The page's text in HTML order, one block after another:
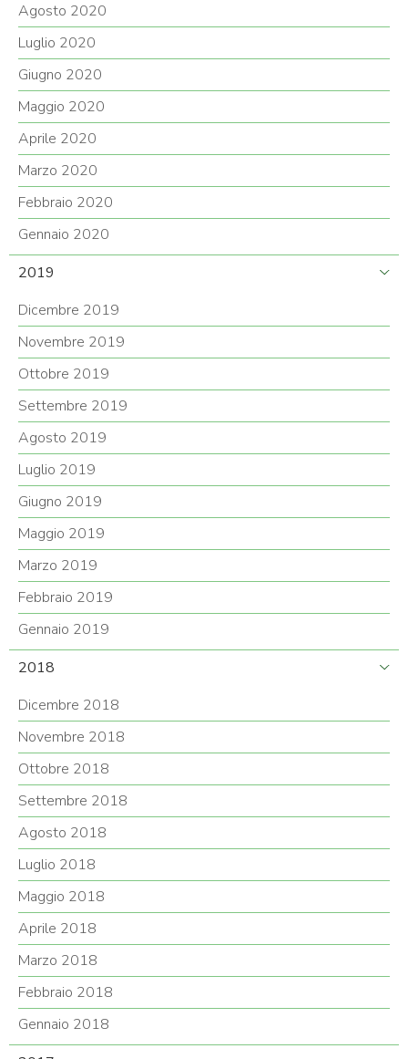
Agosto 2020
Luglio 2020
Giugno 2020
Maggio 2020
Aprile 2020
Marzo 2020
Febbraio 2020
Gennaio 2020
2019
Dicembre 2019
Novembre 2019
Ottobre 2019
Settembre 2019
Agosto 2019
Luglio 2019
Giugno 2019
Maggio 2019
Marzo 2019
Febbraio 2019
Gennaio 2019
2018
Dicembre 2018
Novembre 2018
Ottobre 2018
Settembre 2018
Agosto 2018
Luglio 2018
Maggio 2018
Aprile 2018
Marzo 2018
Febbraio 2018
Gennaio 2018